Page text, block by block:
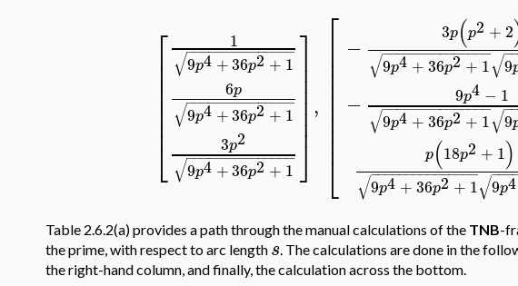
⎡
⎣
⎢⎢⎢⎢⎢⎢⎢
1
9p4 +36p2+ 1
− −
−−−−−−−−−−−−−
√
6p
9p4 +36p2+ 1
− −
−−−−−−−−−−−−−
√
3p2
9p4 +36p2+ 1
− −
−−−−−−−−−−−−−
√
⎤
⎦
⎥⎥⎥⎥⎥⎥⎥
,
⎡
⎣
⎢⎢⎢⎢⎢⎢⎢⎢⎢⎢
− 3p(p2 + 2
9p4+36p2+ 1
− −
−−−−−−−−−−−−−
√ 9
−
√
− 9p4 − 1
9p4+36p2+ 1
− −
−−−−−−−−−−−−−
√ 9
−
√
p(18p2 + 1)
9p4 +36p2 + 1
− −
−−−−−−−−−−−−−
√ 9p4
−−−
√
Table 2.6.2(a) provides a path through the manual calculations of the TNB-
the prime, with respect to arc length s. The calculations are done in the
the right-hand column, and finally, the calculation across the bottom.